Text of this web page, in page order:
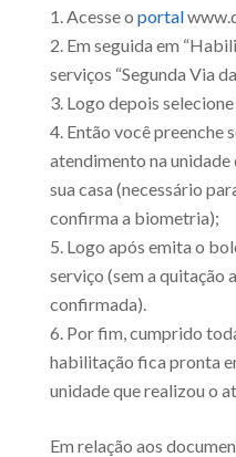
Acesse o portal
Em seguida em
serviços “Segunda Via
Logo depois
Então você preenche
atendimento na
sua casa (necessário
confirma a biometria);
Logo após emita o
serviço (sem a quitação
confirmada).
Por fim, cumprido
habilitação fica pronta
unidade que realizou o
Em relação aos